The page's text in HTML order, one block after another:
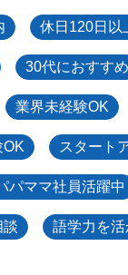
休日120日以
30代におすすめ
業界未経験OK
OK スタート
パママ社員活躍中
談 語学力を活